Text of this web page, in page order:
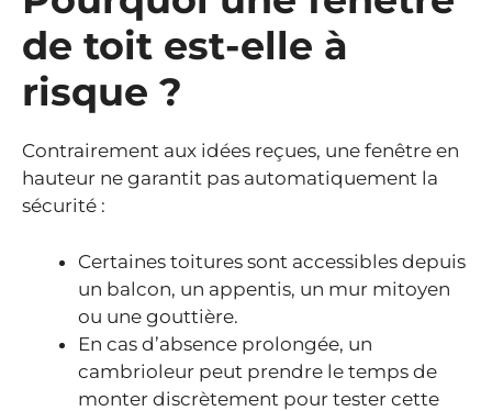
de toit est-elle à
risque ?
Contrairement aux idées reçues, une fenêtre en
hauteur ne garantit pas automatiquement la
sécurité :
Certaines toitures sont accessibles depuis
un balcon, un appentis, un mur mitoyen
ou une gouttière.
En cas d’absence prolongée, un
cambrioleur peut prendre le temps de
monter discrètement pour tester cette